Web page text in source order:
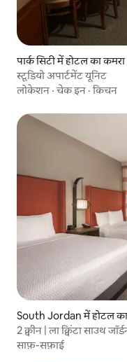
पार्क सिटी में होटल का कमरा
स्टूडियो अपार्टमेंट यूनिट
लोकेशन ·चेक इन ·किचन
South Jordan में होटल
2 क्वीन | ला क्विंटा साउथ
साफ़-सफ़ाई